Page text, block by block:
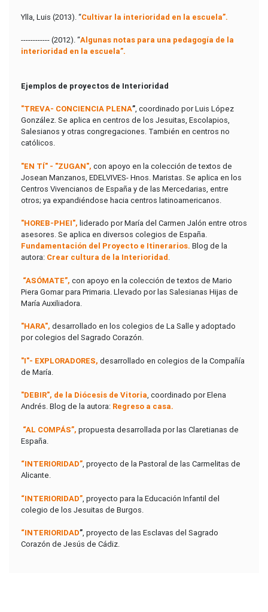
Ylla, Luis (2013). “Cultivar la interioridad en la escuela”.
------------ (2012). “Algunas notas para una pedagogía de la
interioridad en la escuela”.
Ejemplos de proyectos de Interioridad
"TREVA- CONCIENCIA PLENA”, coordinado por Luis López
González. Se aplica en centros de los Jesuitas, Escolapios,
Salesianos y otras congregaciones. También en centros no
católicos.
"EN TÍ" - "ZUGAN", con apoyo en la colección de textos de
Josean Manzanos, EDELVIVES- Hnos. Maristas. Se aplica en los
Centros Vivencianos de España y de las Mercedarias, entre
otros; ya expandiéndose hacia centros latinoamericanos.
"HOREB-PHEI", liderado por María del Carmen Jalón entre otros
asesores. Se aplica en diversos colegios de España.
Fundamentación del Proyecto e Itinerarios. Blog de la
autora: Crear cultura de la Interioridad.
“ASÓMATE”, con apoyo en la colección de textos de Mario
Piera Gomar para Primaria. Llevado por las Salesianas Hijas de
María Auxiliadora.
"HARA", desarrollado en los colegios de La Salle y adoptado
por colegios del Sagrado Corazón.
"I"- EXPLORADORES, desarrollado en colegios de la Compañía
de María.
"DEBIR", de la Diócesis de Vitoria, coordinado por Elena
Andrés. Blog de la autora: Regreso a casa.
“AL COMPÁS”, propuesta desarrollada por las Claretianas de
España.
“INTERIORIDAD”, proyecto de la Pastoral de las Carmelitas de
Alicante.
“INTERIORIDAD”, proyecto para la Educación Infantil del
colegio de los Jesuitas de Burgos.
“INTERIORIDAD”, proyecto de las Esclavas del Sagrado
Corazón de Jesús de Cádiz.